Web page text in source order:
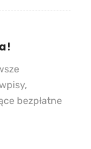
bezpłatne